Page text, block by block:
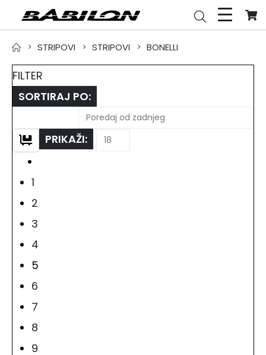
STRIPOVI STRIPOVI BONELLI
FILTER
SORTIRAJ PO:
PRIKAŽI:
1
2
3
4
5
6
7
8
9